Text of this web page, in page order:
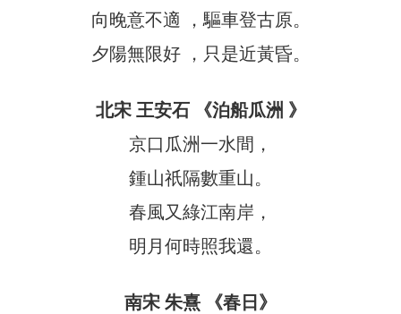
向晚意不適 ，驅車登古原。
夕陽無限好 ，只是近黃昏。
北宋 王安石 《泊船瓜洲 》
京口瓜洲一水間，
鍾山祇隔數重山。
春風又綠江南岸，
明月何時照我還。
南宋 朱熹 《春日》